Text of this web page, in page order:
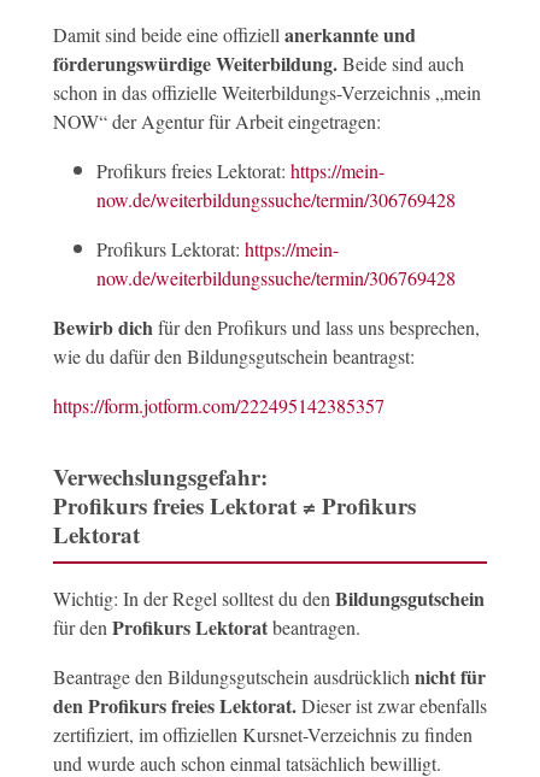
Damit sind beide eine offiziell anerkannte und
förderungswürdige Weiterbildung.Beide sind auch
schon in das offizielle Weiterbildungs-Verzeichnis „mein
NOW“ der Agentur für Arbeit eingetragen:
Profikurs freies Lektorat: https://mein-
now.de/weiterbildungssuche/termin/306769428
Profikurs Lektorat: https://mein-
now.de/weiterbildungssuche/termin/306769428
Bewirb dich für den Profikurs und lass uns besprechen,
wie du dafür den Bildungsgutschein beantragst:
https://form.jotform.com/222495142385357
Verwechslungsgefahr:
Profikurs freies Lektorat ≠ Profikurs
Lektorat
Wichtig: In der Regel solltest du den Bildungsgutschein
für den Profikurs Lektoratbeantragen.
Beantrage den Bildungsgutschein ausdrücklich nicht für
den Profikurs freies Lektorat.Dieser ist zwar ebenfalls
zertifiziert, im offiziellen Kursnet-Verzeichnis zu finden
und wurde auch schon einmal tatsächlich bewilligt.